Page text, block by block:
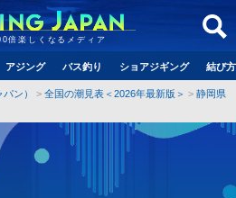
倍楽しくなるメディア
アジング バス釣り ショアジギング 結び
ン） 全国の潮見表＜2026年最新版＞
静岡県